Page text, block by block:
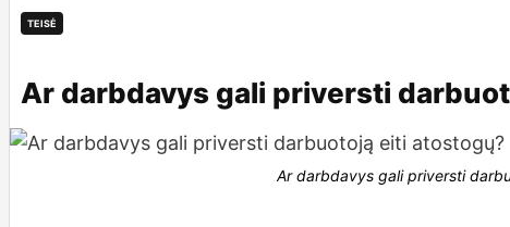
TEISĖ
Ar darbdavys gali priversti
2025-01-28
Ar darbdavys gali priversti